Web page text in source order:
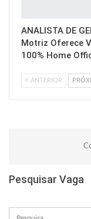
ANALISTA DE
Motriz Oferece
100% Home
ANTERIOR
Pesquisar Vaga